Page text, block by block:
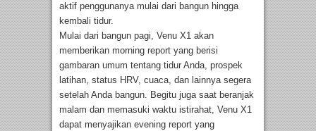
aktif penggunanya mulai dari bangun hingga
kembali tidur.
Mulai dari bangun pagi, Venu X1 akan
memberikan morning report yang berisi
gambaran umum tentang tidur Anda, prospek
latihan, status HRV, cuaca, dan lainnya segera
setelah Anda bangun. Begitu juga saat beranjak
malam dan memasuki waktu istirahat, Venu X1
dapat menyajikan evening report yang